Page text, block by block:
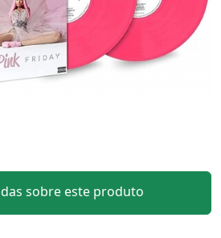
sobre este produto